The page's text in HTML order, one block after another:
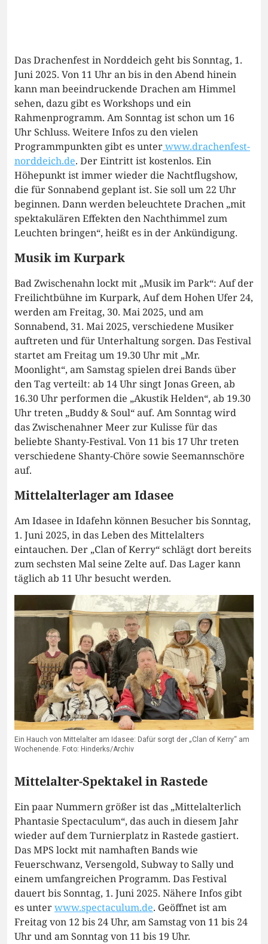
Das Drachenfest in Norddeich geht bis Sonntag, 1.
Juni 2025. Von 11 Uhr an bis in den Abend hinein
kann man beeindruckende Drachen am Himmel
sehen, dazu gibt es Workshops und ein
Rahmenprogramm. Am Sonntag ist schon um 16
Uhr Schluss. Weitere Infos zu den vielen
Programmpunkten gibt es unterwww.drachenfest-
norddeich.de. Der Eintritt ist kostenlos. Ein
Höhepunkt ist immer wieder die Nachtflugshow,
die für Sonnabend geplant ist. Sie soll um 22 Uhr
beginnen. Dann werden beleuchtete Drachen „mit
spektakulären Effekten den Nachthimmel zum
Leuchten bringen“, heißt es in der Ankündigung.
Musik im Kurpark
Bad Zwischenahn lockt mit „Musik im Park“: Auf der
Freilichtbühne im Kurpark, Auf dem Hohen Ufer 24,
werden am Freitag, 30. Mai 2025, und am
Sonnabend, 31. Mai 2025, verschiedene Musiker
auftreten und für Unterhaltung sorgen. Das Festival
startet am Freitag um 19.30 Uhr mit „Mr.
Moonlight“, am Samstag spielen drei Bands über
den Tag verteilt: ab 14 Uhr singt Jonas Green, ab
16.30 Uhr performen die „Akustik Helden“, ab 19.30
Uhr treten „Buddy & Soul“ auf. Am Sonntag wird
das Zwischenahner Meer zur Kulisse für das
beliebte Shanty-Festival. Von 11 bis 17 Uhr treten
verschiedene Shanty-Chöre sowie Seemannschöre
auf.
Mittelalterlager am Idasee
Am Idasee in Idafehn können Besucher bis Sonntag,
1. Juni 2025, in das Leben des Mittelalters
eintauchen. Der „Clan of Kerry“ schlägt dort bereits
zum sechsten Mal seine Zelte auf. Das Lager kann
täglich ab 11 Uhr besucht werden.
Ein Hauch von Mittelalter am Idasee: Dafür sorgt der „Clan of Kerry“ am
Wochenende. Foto: Hinderks/Archiv
Mittelalter-Spektakel in Rastede
Ein paar Nummern größer ist das „Mittelalterlich
Phantasie Spectaculum“, das auch in diesem Jahr
wieder auf dem Turnierplatz in Rastede gastiert.
Das MPS lockt mit namhaften Bands wie
Feuerschwanz, Versengold, Subway to Sally und
einem umfangreichen Programm. Das Festival
dauert bis Sonntag, 1. Juni 2025. Nähere Infos gibt
es unterwww.spectaculum.de. Geöffnet ist am
Freitag von 12 bis 24 Uhr, am Samstag von 11 bis 24
Uhr und am Sonntag von 11 bis 19 Uhr.